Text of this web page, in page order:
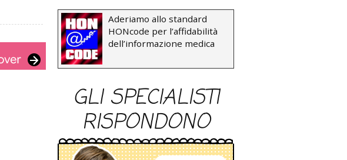
Aderiamo allo standard
HONcode per l’affidabilità
dell’informazione medica
GLI SPECIALISTI
RISPONDONO